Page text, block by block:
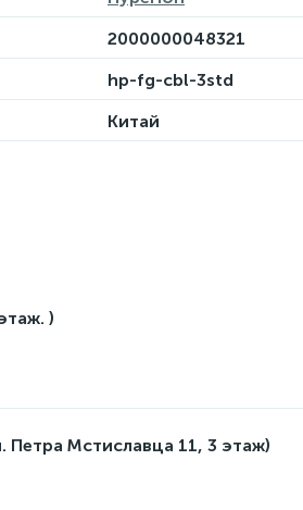
2000000048321
hp-fg-cbl-3std
Китай
)
Мстиславца 11, 3 этаж)